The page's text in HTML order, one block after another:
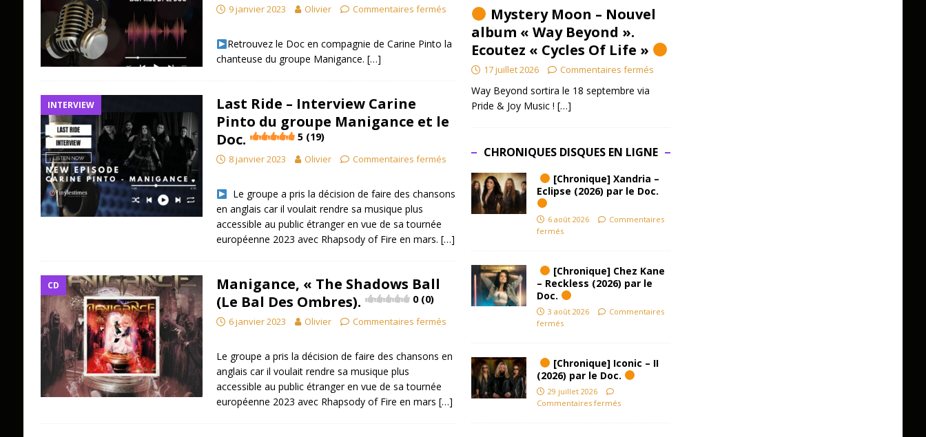
9 janvier 2023 Olivier Commentaires fermés
Retrouvez le Doc en compagnie de Carine Pinto la
chanteuse du groupe Manigance. […]
INTERVIEW
Last Ride – Interview Carine
Pinto du groupe Manigance et le
Doc.
5 (19)
8 janvier 2023 Olivier Commentaires fermés
Le groupe a pris la décision de faire des chansons
en anglais car il voulait rendre sa musique plus
accessible au public étranger en vue de sa tournée
européenne 2023 avec Rhapsody of Fire en mars. […]
CD
Manigance, « The Shadows Ball
(Le Bal Des Ombres).
0 (0)
6 janvier 2023 Olivier Commentaires fermés
Le groupe a pris la décision de faire des chansons en
anglais car il voulait rendre sa musique plus
accessible au public étranger en vue de sa tournée
européenne 2023 avec Rhapsody of Fire en mars […]
Mystery Moon – Nouvel
album « Way Beyond ».
Ecoutez « Cycles Of Life »
17 juillet 2026 Commentaires fermés
Way Beyond sortira le 18 septembre via
Pride & Joy Music ! […]
CHRONIQUES DISQUES EN LIGNE
[Chronique] Xandria –
Eclipse (2026) par le Doc.
6 août 2026
Commentaires
fermés
[Chronique] Chez Kane
– Reckless (2026) par le
Doc.
3 août 2026
Commentaires
fermés
[Chronique] Iconic – II
(2026) par le Doc.
29 juillet 2026
Commentaires fermés